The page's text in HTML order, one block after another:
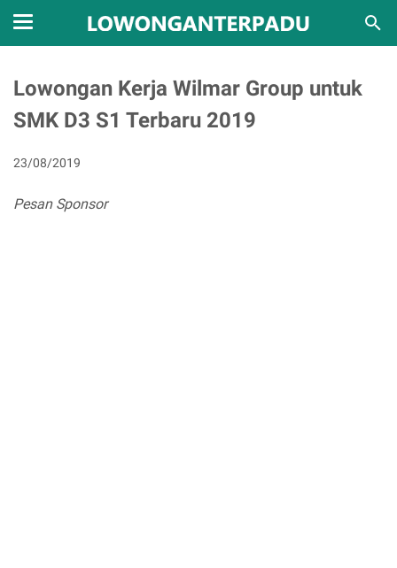
Lowongan Kerja Wilmar Group untuk
SMK D3 S1 Terbaru 2019
23/08/2019
Pesan Sponsor